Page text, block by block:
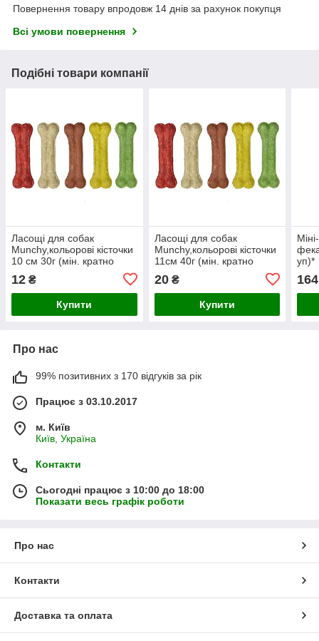
Повернення товару впродовж 14 днів за рахунок покупця
Всі умови повернення
Подібні товари компанії
Ласощі для собак
Munchy,кольорові кісточки
10 см 30г (мін. кратно
12 ₴
Купити
Ласощі для собак
Munchy,кольорові кісточки
11см 40г (мін. кратно
20₴
Купити
уп)*
164
Про нас
99% позитивних з 170 відгуків за рік
Працює з 03.10.2017
м. Київ
Київ, Україна
Контакти
Сьогодні працює з 10:00 до 18:00
Показати весь графік роботи
Про нас
Контакти
Доставка та оплата